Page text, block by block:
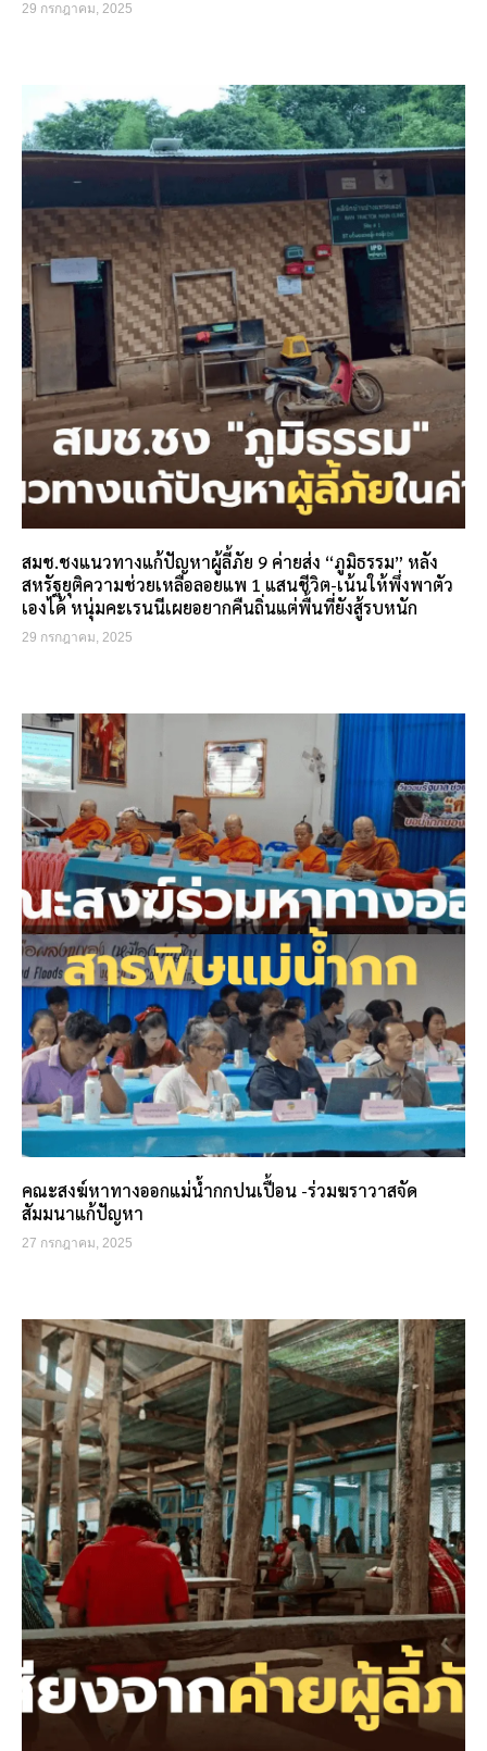
29 กรกฎาคม, 2025
สมช.ชงแนวทางแก้ปัญหาผู้ลี้ภัย 9 ค่ายส่ง “ภูมิธรรม” หลัง
สหรัฐยุติความช่วยเหลือลอยแพ 1 แสนชีวิต-เน้นให้พึ่งพาตัว
เองได้ หนุ่มคะเรนนีเผยอยากคืนถิ่นแต่พื้นที่ยังสู้รบหนัก
29 กรกฎาคม, 2025
คณะสงฆ์หาทางออกแม่น้ำกกปนเปื้อน -ร่วมฆราวาสจัด
สัมมนาแก้ปัญหา
27 กรกฎาคม, 2025